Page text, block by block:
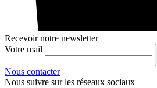
Recevoir notre newsletter
Votre mail
Nous contacter
Nous suivre sur les réseaux sociaux